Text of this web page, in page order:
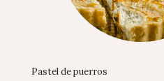
Pastel de puerros